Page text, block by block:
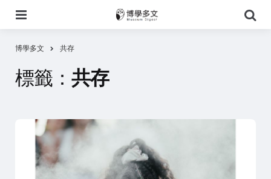
尋
博學多文 共存
標籤： 共存